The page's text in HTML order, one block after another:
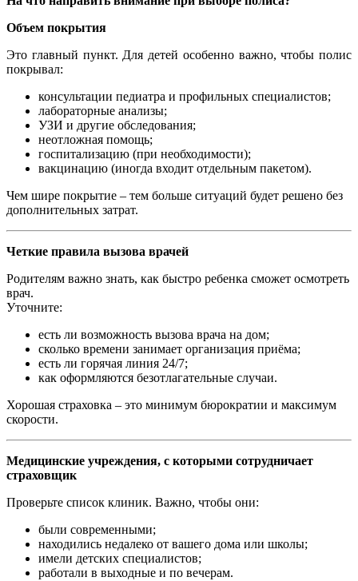
Объем покрытия
Это главный пункт. Для детей особенно важно, чтобы полис
покрывал:
консультации педиатра и профильных специалистов;
лабораторные анализы;
УЗИ и другие обследования;
неотложная помощь;
госпитализацию (при необходимости);
вакцинацию (иногда входит отдельным пакетом).
Чем шире покрытие – тем больше ситуаций будет решено без
дополнительных затрат.
Четкие правила вызова врачей
Родителям важно знать, как быстро ребенка сможет осмотреть
врач.
Уточните:
есть ли возможность вызова врача на дом;
сколько времени занимает организация приёма;
есть ли горячая линия 24/7;
как оформляются безотлагательные случаи.
Хорошая страховка – это минимум бюрократии и максимум
скорости.
Медицинские учреждения, с которыми сотрудничает
страховщик
Проверьте список клиник. Важно, чтобы они:
были современными;
находились недалеко от вашего дома или школы;
имели детских специалистов;
работали в выходные и по вечерам.